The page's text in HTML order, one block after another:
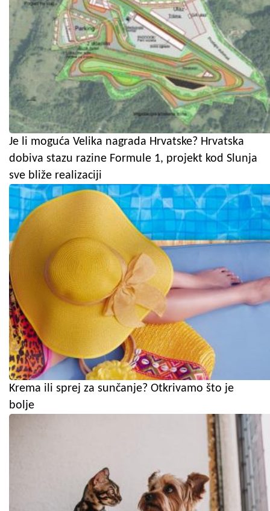
Je li moguća Velika nagrada Hrvatske? Hrvatska
dobiva stazu razine Formule 1, projekt kod Slunja
sve bliže realizaciji
Krema ili sprej za sunčanje? Otkrivamo što je
bolje